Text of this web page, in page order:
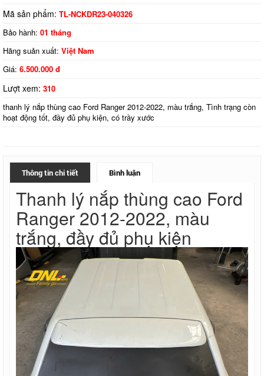
Mã sản phẩm: TL-NCKDR23-040326
Bảo hành: 01 tháng
Hãng suản xuất: Việt Nam
Giá: 6.500.000 đ
Lượt xem: 310
thanh lý nắp thùng cao Ford Ranger 2012-2022, màu trắng, Tình trạng còn
hoạt động tốt, đầy đủ phụ kiện, có trầy xước
Thông tin chi tiết Bình luận
Thanh lý nắp thùng cao Ford
Ranger 2012-2022, màu
trắng, đầy đủ phụ kiện